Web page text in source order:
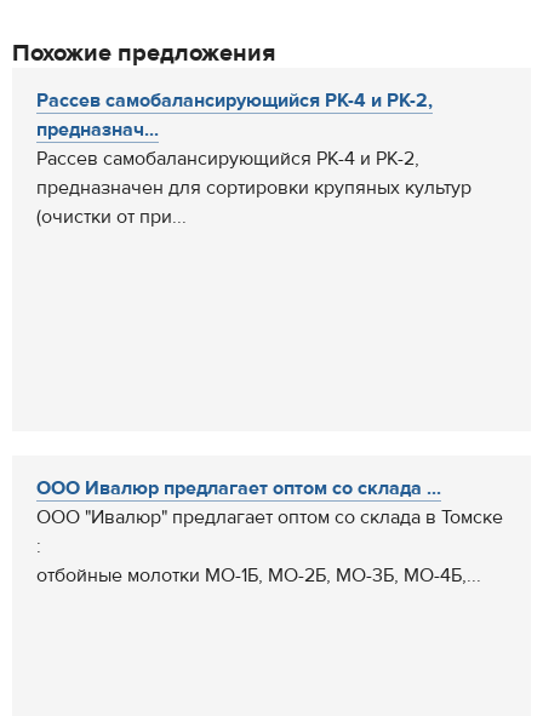
Похожие предложения
Рассев самобалансирующийся РК-4 и РК-2,
предназнач...
Рассев самобалансирующийся РК-4 и РК-2,
предназначен для сортировки крупяных культур
(очистки от при...
ООО Ивалюр предлагает оптом со склада ...
ООО "Ивалюр" предлагает оптом со склада в Томске
:
отбойные молотки МО-1Б, МО-2Б, МО-3Б, МО-4Б,...